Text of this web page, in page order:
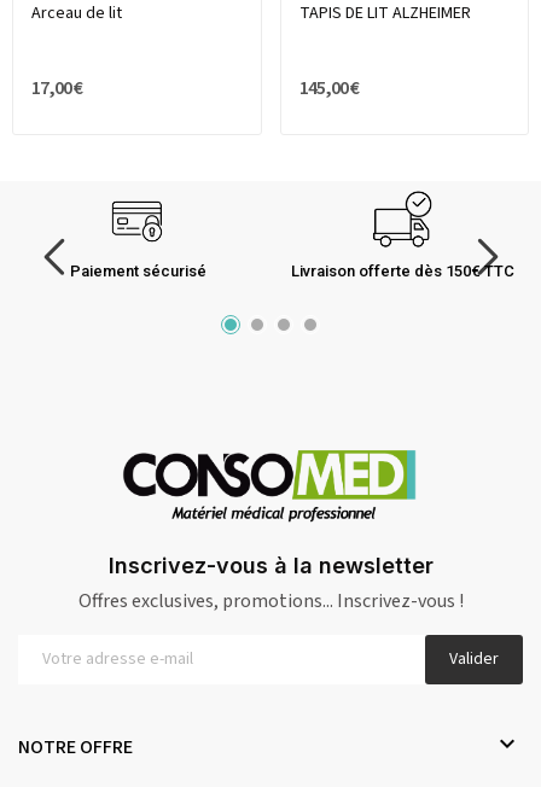
Arceau de lit
17,00 €
TAPIS DE LIT ALZHEIMER
145,00 €
Paiement sécurisé Livraison offerte dès 150€ TTC
Inscrivez-vous à la newsletter
Offres exclusives, promotions... Inscrivez-vous !
Valider
NOTRE OFFRE 